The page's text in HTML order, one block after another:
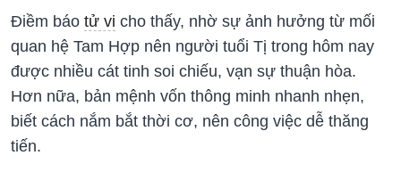
Điềm báo tử vi cho thấy, nhờ sự ảnh hưởng từ mối
quan hệ Tam Hợp nên người tuổi Tị trong hôm nay
được nhiều cát tinh soi chiếu, vạn sự thuận hòa.
Hơn nữa, bản mệnh vốn thông minh nhanh nhẹn,
biết cách nắm bắt thời cơ, nên công việc dễ thăng
tiến.